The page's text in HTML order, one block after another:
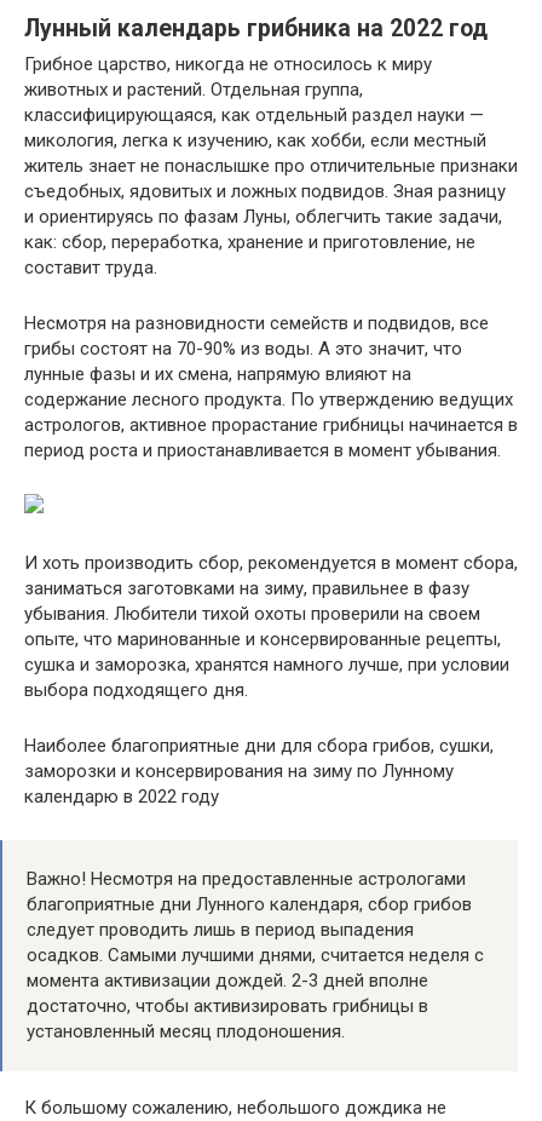
Лунный календарь грибника на 2022 год
Грибное царство, никогда не относилось к миру
животных и растений. Отдельная группа,
классифицирующаяся, как отдельный раздел науки —
микология, легка к изучению, как хобби, если местный
житель знает не понаслышке про отличительные признаки
съедобных, ядовитых и ложных подвидов. Зная разницу
и ориентируясь по фазам Луны, облегчить такие задачи,
как: сбор, переработка, хранение и приготовление, не
составит труда.
Несмотря на разновидности семейств и подвидов, все
грибы состоят на 70-90% из воды. А это значит, что
лунные фазы и их смена, напрямую влияют на
содержание лесного продукта. По утверждению ведущих
астрологов, активное прорастание грибницы начинается в
период роста и приостанавливается в момент убывания.
И хоть производить сбор, рекомендуется в момент сбора,
заниматься заготовками на зиму, правильнее в фазу
убывания. Любители тихой охоты проверили на своем
опыте, что маринованные и консервированные рецепты,
сушка и заморозка, хранятся намного лучше, при условии
выбора подходящего дня.
Наиболее благоприятные дни для сбора грибов, сушки,
заморозки и консервирования на зиму по Лунному
календарю в 2022 году
Важно! Несмотря на предоставленные астрологами
благоприятные дни Лунного календаря, сбор грибов
следует проводить лишь в период выпадения
осадков. Самыми лучшими днями, считается неделя с
момента активизации дождей. 2-3 дней вполне
достаточно, чтобы активизировать грибницы в
установленный месяц плодоношения.
К большому сожалению, небольшого дождика не